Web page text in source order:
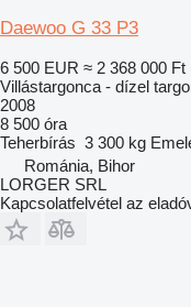
Daewoo G 33 P3
6 500 EUR ≈ 2 368 000 Ft
Villástargonca - dízel
2008
8 500 óra
Teherbírás 3 300 kg
Románia, Bihor
LORGER SRL
Kapcsolatfelvétel az